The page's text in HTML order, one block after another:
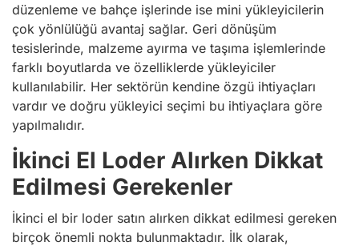
düzenleme ve bahçe işlerinde ise mini yükleyicilerin
çok yönlülüğü avantaj sağlar. Geri dönüşüm
tesislerinde, malzeme ayırma ve taşıma işlemlerinde
farklı boyutlarda ve özelliklerde yükleyiciler
kullanılabilir. Her sektörün kendine özgü ihtiyaçları
vardır ve doğru yükleyici seçimi bu ihtiyaçlara göre
yapılmalıdır.
İkinci El Loder Alırken Dikkat
Edilmesi Gerekenler
İkinci el bir loder satın alırken dikkat edilmesi gereken
birçok önemli nokta bulunmaktadır. İlk olarak,